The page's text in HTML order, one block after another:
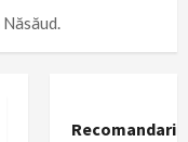
Recomandari